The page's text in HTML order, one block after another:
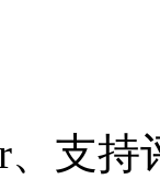
、支